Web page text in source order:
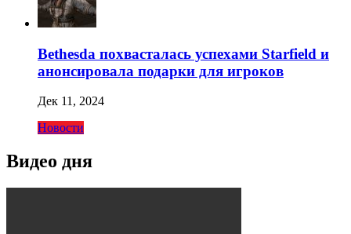
Bethesda похвасталась успехами Starfield и
анонсировала подарки для игроков
Дек 11, 2024
Новости
Видео дня